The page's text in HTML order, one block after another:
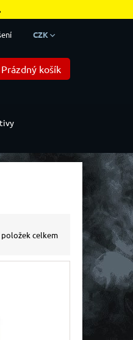
CZK
Prázdný košík
položek celkem